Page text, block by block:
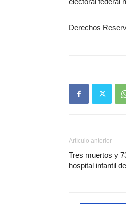
electoral federal
Derechos
Artículo anterior
Tres muertos y
hospital infantil